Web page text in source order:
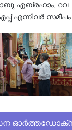
എബ്രഹാം,
സമീപം.